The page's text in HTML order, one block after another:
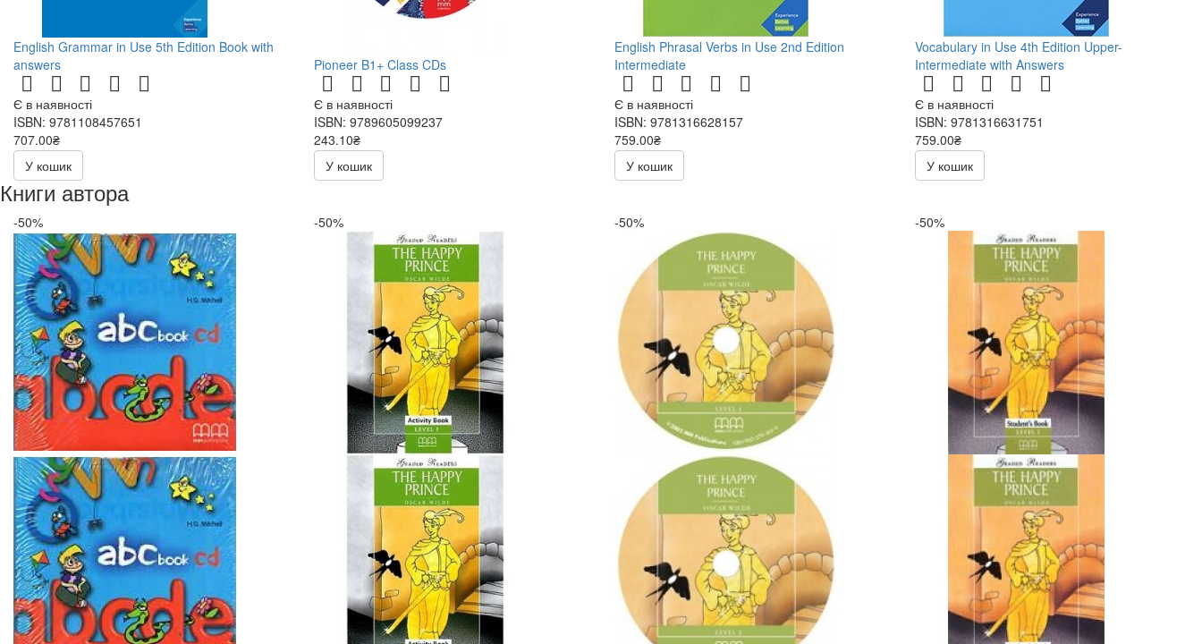
English Grammar in Use 5th Edition Book with
answers
Є в наявності
ISBN: 9781108457651
707.00₴
У кошик
Pioneer B1+ Class CDs
Є в наявності
ISBN: 9789605099237
243.10₴
286.00₴
У кошик
English Phrasal Verbs in Use 2nd Edition
Intermediate
Є в наявності
ISBN: 9781316628157
759.00₴
У кошик
Vocabulary in Use 4th Edition Upper-
Intermediate with Answers
Є в наявності
ISBN: 9781316631751
759.00₴
У кошик
Книги автора
-50% -50% -50% -50%